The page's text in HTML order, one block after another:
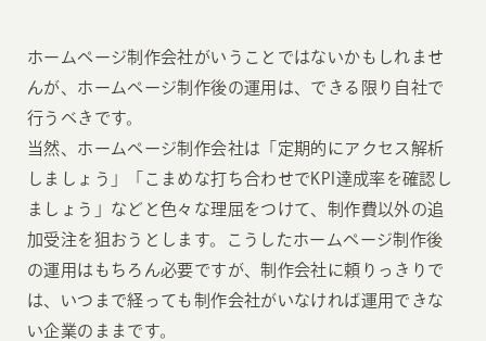
ホームページ制作会社がいうことではないかもしれませ
んが、ホームページ制作後の運用は、できる限り自社で
行うべきです。
当然、ホームページ制作会社は「定期的にアクセス解析
しましょう」「こまめな打ち合わせでKPI達成率を確認し
ましょう」などと色々な理屈をつけて、制作費以外の追
加受注を狙おうとします。こうしたホームページ制作後
の運用はもちろん必要ですが、制作会社に頼りっきりで
は、いつまで経っても制作会社がいなければ運用できな
い企業のままです。